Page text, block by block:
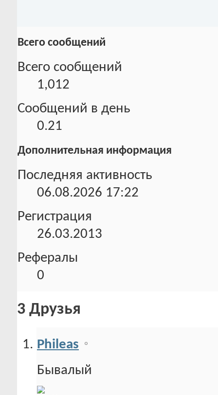
Всего сообщений
Всего сообщений
1,012
Сообщений в день
0.21
Дополнительная информация
Последняя активность
06.08.2026 17:22
Регистрация
26.03.2013
Рефералы
0
3 Друзья
Phileas
Бывалый